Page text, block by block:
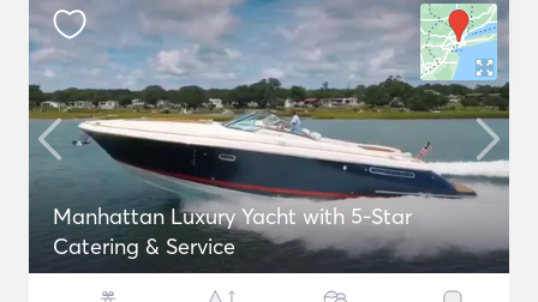
Manhattan Luxury Yacht with 5-Star
Catering & Service